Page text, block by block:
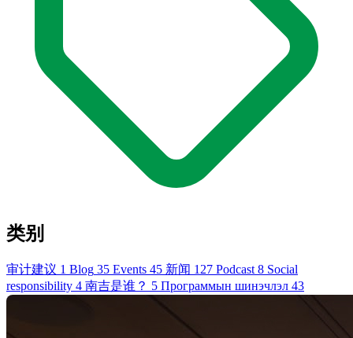
类别
审计建议 1 Blog 35 Events 45 新闻 127 Podcast 8 Social
responsibility 4 南吉是谁？ 5 Программын шинэчлэл 43